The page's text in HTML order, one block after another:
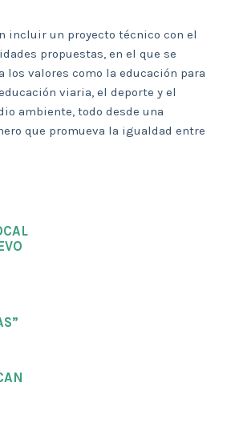
incluir un proyecto técnico con el
propuestas, en el que se
los valores como la educación para
viaria, el deporte y el
ambiente, todo desde una
que promueva la igualdad entre